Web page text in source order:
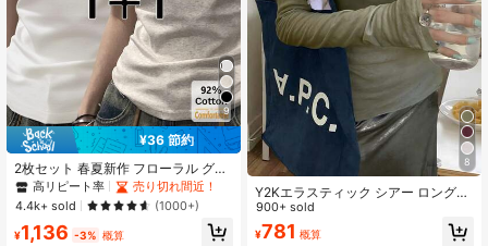
9
¥36 節約
2枚セット 春夏新作 フローラル グレ
ー+ホワイト 半袖Tシャツ、レディー
ス スリムフィット 無地カジュアルア
ンダーシャツ
高リピート率
売り切れ間近！
4.4k+ sold
(1000+)
¥1,136 -3% 概算
8
Y2Kエラスティック シアー ロングス
リーブ クルーネック フィッティング
Tシャツ トップス スプリング
900+ sold
¥781 概算